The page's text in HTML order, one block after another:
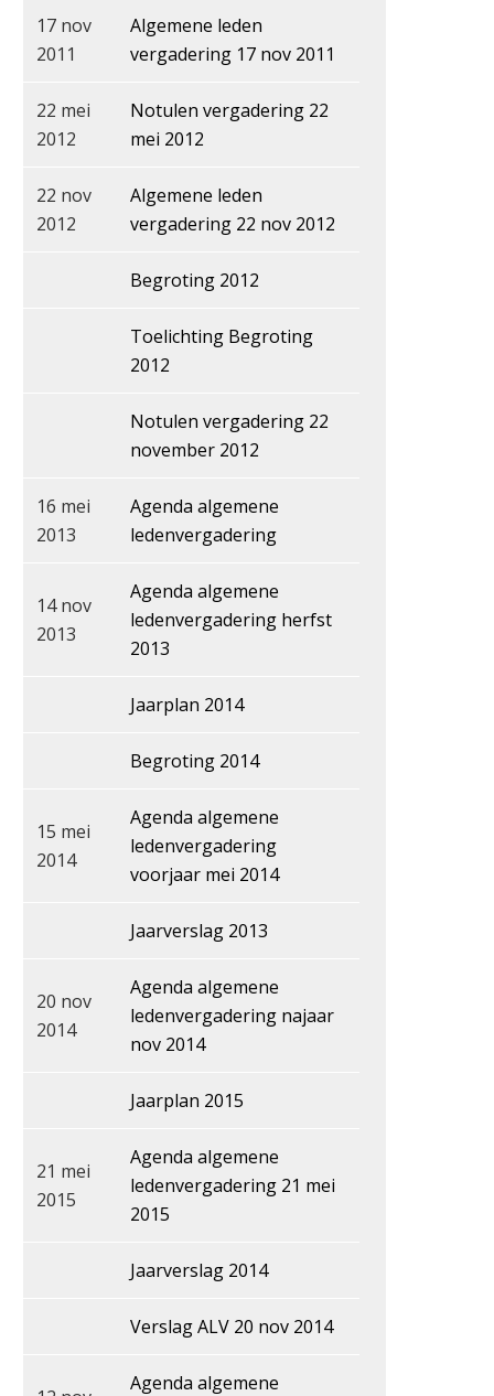
17 nov
2011
Algemene leden
vergadering 17 nov 2011
22 mei
2012
Notulen vergadering 22
mei 2012
22 nov
2012
Algemene leden
vergadering 22 nov 2012
Begroting 2012
Toelichting Begroting
2012
Notulen vergadering 22
november 2012
16 mei
2013
Agenda algemene
ledenvergadering
14 nov
2013
Agenda algemene
ledenvergadering herfst
2013
Jaarplan 2014
Begroting 2014
15 mei
2014
Agenda algemene
ledenvergadering
voorjaar mei 2014
Jaarverslag 2013
20 nov
2014
Agenda algemene
ledenvergadering najaar
nov 2014
Jaarplan 2015
21 mei
2015
Agenda algemene
ledenvergadering 21 mei
2015
Jaarverslag 2014
Verslag ALV 20 nov 2014
Agenda algemene